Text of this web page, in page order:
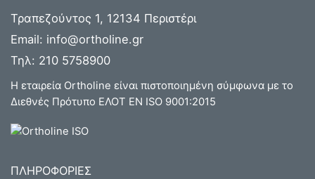
Τραπεζούντος 1, 12134 Περιστέρι
Email: info@ortholine.gr
Τηλ: 210 5758900
Η εταιρεία Ortholine είναι πιστοποιημένη σύμφωνα με το
Διεθνές Πρότυπο ΕΛΟΤ ΕΝ ISO 9001:2015
ΠΛΗΡΟΦΟΡΙΕΣ